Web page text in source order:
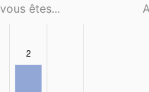
êtes...